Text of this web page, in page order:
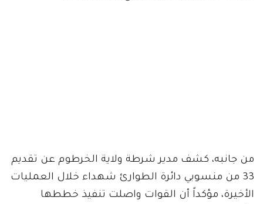
من جانبه، كشف مدير شرطة ولاية الخرطوم عن تقديم
33 من منسوبي دائرة الطوارئ شهداء خلال العمليات
الأخيرة، مؤكداً أن القوات واصلت تنفيذ خططها